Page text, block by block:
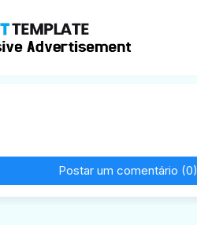
Postar um comentário (0)